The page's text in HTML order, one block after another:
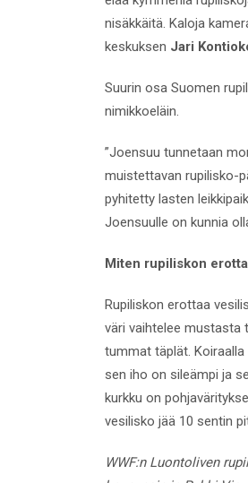
nisäkkäitä. Kaloja
keskuksen Jari
Suurin osa Suomen
nimikkoeläin.
”Joensuu tunnetaan
muistettavan rupilisko-
pyhitetty lasten
Joensuulle on kunnia
Miten rupiliskon
Rupiliskon erottaa
väri vaihtelee mustasta
tummat täplät.
sen iho on sileämpi ja
kurkku on
vesilisko jää 10 sentin
WWF:n Luontoliven